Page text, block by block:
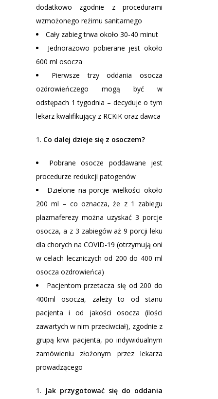
dodatkowo zgodnie z procedurami
wzmożonego reżimu sanitarnego
Cały zabieg trwa około 30-40 minut
Jednorazowo pobierane jest około
600 ml osocza
Pierwsze trzy oddania osocza
ozdrowieńczego mogą być w
odstępach 1 tygodnia – decyduje o tym
lekarz kwalifikujący z RCKiK oraz dawca
Co dalej dzieje się z osoczem?
Pobrane osocze poddawane jest
procedurze redukcji patogenów
Dzielone na porcje wielkości około
200 ml – co oznacza, że z 1 zabiegu
plazmaferezy można uzyskać 3 porcje
osocza, a z 3 zabiegów aż 9 porcji leku
dla chorych na COVID-19 (otrzymują oni
w celach leczniczych od 200 do 400 ml
osocza ozdrowieńca)
Pacjentom przetacza się od 200 do
400ml osocza, zależy to od stanu
pacjenta i od jakości osocza (ilości
zawartych w nim przeciwciał), zgodnie z
grupą krwi pacjenta, po indywidualnym
zamówieniu złożonym przez lekarza
prowadzącego
Jak przygotować się do oddania